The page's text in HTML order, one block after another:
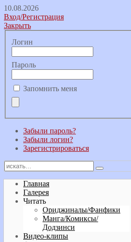
10.08.2026
Вход/Регистрация
Закрыть
Логин
Пароль
Запомнить меня
Забыли пароль?
Забыли логин?
Зарегистрироваться
Главная
Галерея
Читать
Ориджиналы/Фанфики
Манга/Комиксы/
Додзинси
Видео-клипы